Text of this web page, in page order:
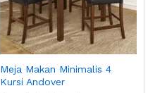
Meja Makan Minimalis 4
Kursi Andover